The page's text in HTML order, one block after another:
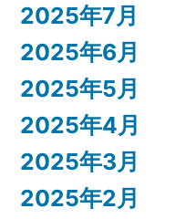
2025年7月
2025年6月
2025年5月
2025年4月
2025年3月
2025年2月